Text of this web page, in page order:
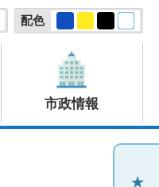
配色
市政情報